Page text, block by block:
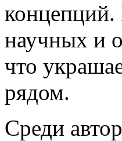
концепций.
научных и
что
рядом.
Среди